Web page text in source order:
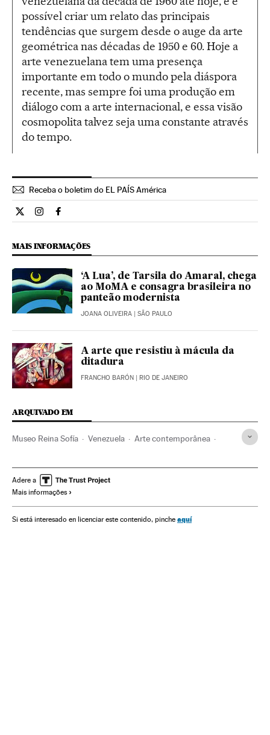
possível criar um relato das principais
tendências que surgem desde o auge da arte
geométrica nas décadas de 1950 e 60. Hoje a
arte venezuelana tem uma presença
importante em todo o mundo pela diáspora
recente, mas sempre foi uma produção em
diálogo com a arte internacional, e essa visão
cosmopolita talvez seja uma constante através
do tempo.
Receba o boletim do EL PAÍS América
Cultura El País Brasil en Twitter
Cultura El País Brasil en Instagram
Cultura El País Brasil en Facebook
MAIS INFORMAÇÕES
‘A Lua’, de Tarsila do Amaral, chega
ao MoMA e consagra brasileira no
panteão modernista
JOANA OLIVEIRA | SÃO PAULO
A arte que resistiu à mácula da
ditadura
FRANCHO BARÓN | RIO DE JANEIRO
ARQUIVADO EM
Museo Reina Sofía Venezuela Arte contemporânea
América do Sul América Latina
Arte Espanha
Adere a
Mais informações
Si está interesado en licenciar este contenido, pinche aquí